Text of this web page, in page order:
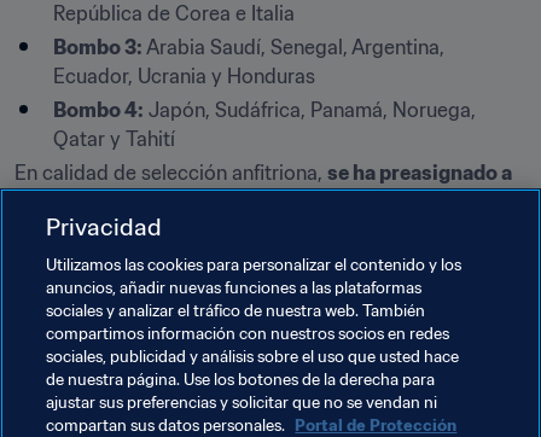
República de Corea e Italia
Bombo 3: Arabia Saudí, Senegal, Argentina,
Ecuador, Ucrania y Honduras
Bombo 4: Japón, Sudáfrica, Panamá, Noruega,
Qatar y Tahití
En calidad de selección anfitriona, se ha preasignado a
de grupos en Lodz.
Aquí encontrarás más información sobre el
procedimiento del sorteo.
Privacidad
Utilizamos las cookies para personalizar el contenido y los
anuncios, añadir nuevas funciones a las plataformas
sociales y analizar el tráfico de nuestra web. También
compartimos información con nuestros socios en redes
sociales, publicidad y análisis sobre el uso que usted hace
de nuestra página. Use los botones de la derecha para
ajustar sus preferencias y solicitar que no se vendan ni
compartan sus datos personales. Portal de Protección